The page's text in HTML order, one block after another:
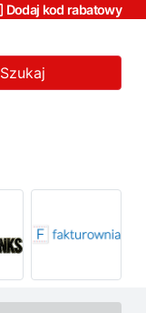
Dodaj kod rabatowy
Szukaj